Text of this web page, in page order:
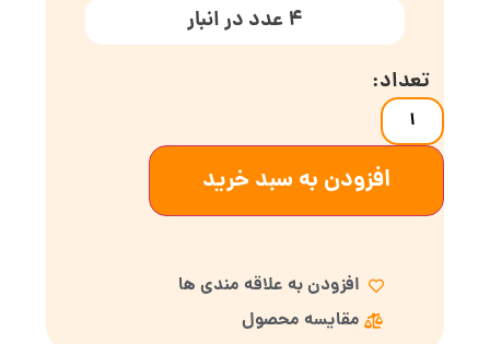
4 عدد در انبار
افزودن به سبد خرید
افزودن به علاقه مندی ها
مقایسه محصول